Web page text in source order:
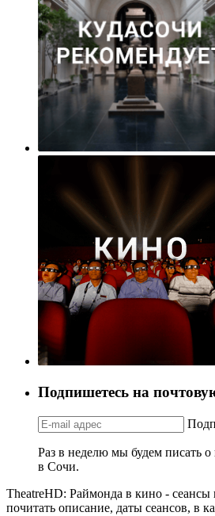
Подпишетесь на
Раз в неделю мы будем писать
в Сочи.
TheatreHD: Раймонда в кино -
почитать описание, даты сеансов, в